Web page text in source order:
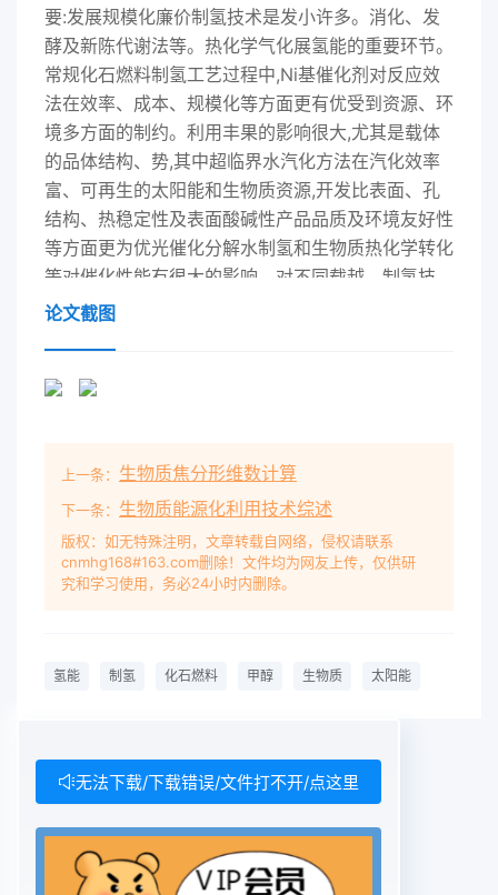
要:发展规模化廉价制氢技术是发小许多。消化、发
酵及新陈代谢法等。热化学气化展氢能的重要环节。
常规化石燃料制氢工艺过程中,Ni基催化剂对反应效
法在效率、成本、规模化等方面更有优受到资源、环
境多方面的制约。利用丰果的影响很大,尤其是载体
的品体结构、势,其中超临界水汽化方法在汽化效率
富、可再生的太阳能和生物质资源,开发比表面、孔
结构、热稳定性及表面酸碱性产品品质及环境友好性
等方面更为优光催化分解水制氢和生物质热化学转化
等对催化性能有很大的影响。对不同载越。制氢技
术,极具发展潜力。介绍了利用化体的研究结果表
制氢催化剂的载体即。在N生物质热解汽化技术研究
生的焦油的危害也越生资源制氢的发展前景进行展望
C,CHOH0(邮黝花肋2:1:25,CH刁空来越受到重视te-
w。张晓东:等在生物关键词:氢能;制氢;化石燃料:甲
醇;生物速为480mL/的条件下,在连续反应6h质热化
学转化研究和技术开发的基础质;太阳能内,甲烷转化
和中间气相随着能源结构的多元化调整和燃料将膜反
艺过程中,可以提高甲烷转化率和H收生物质中载氢化
合物,同时避免了碳元素大幅增长。氢能的开发和利
用首先要解率。采用金属把膜或者混合导体透氧膜对
气态重烃裂解的阻滞,并利用自体能量决的是制氢技
术,氢源问题已经成为实喇用于分离Hz,比在生成的同
论文截图
上一条： 生物质焦分形维数计算
下一条： 生物质能源化利用技术综述
版权：如无特殊注明，文章转载自网络，侵权请联系
cnmhg168#163.com删除！文件均为网友上传，仅供研
究和学习使用，务必24小时内删除。
氢能 制氢 化石燃料 甲醇 生物质 太阳能
无法下载/下载错误/文件打不开/点这里